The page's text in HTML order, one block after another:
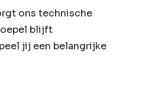
ons technische
blijft
jij een belangrijke